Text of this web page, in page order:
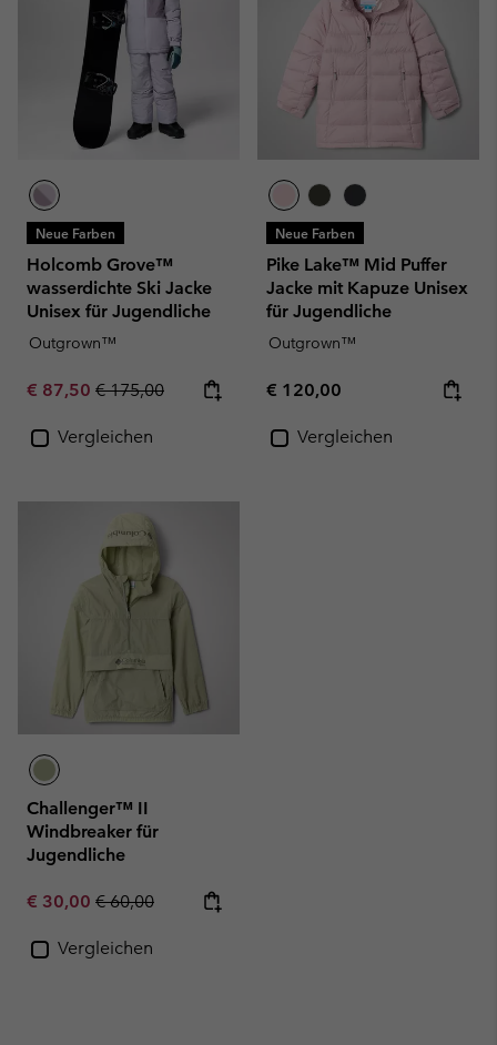
Neue Farben
Holcomb Grove™
wasserdichte Ski Jacke
Unisex für Jugendliche
Outgrown™
Sale price:
€ 87,50 Regular price:
€ 175,00
Vergleichen
Neue Farben
Pike Lake™ Mid Puffer
Jacke mit Kapuze Unisex
für Jugendliche
Outgrown™
Regular price:
€ 120,00
Vergleichen
Challenger™ II
Windbreaker für
Jugendliche
Sale price:
€ 30,00 Regular price:
€ 60,00
Vergleichen